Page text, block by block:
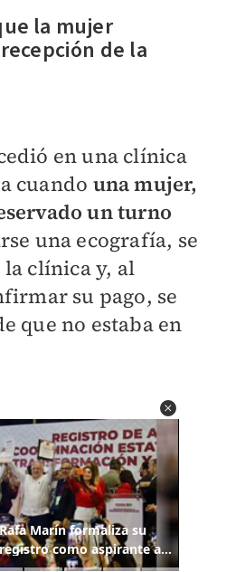
la mujer
de la
en una clínica
cuando una mujer,
un turno
una ecografía, se
clínica y, al
su pago, se
que no estaba en